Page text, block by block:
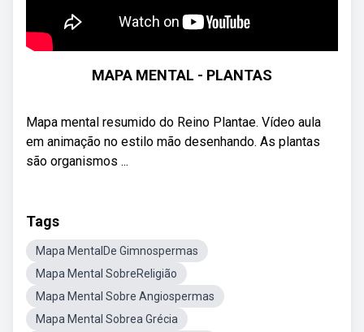
MAPA MENTAL - PLANTAS
Mapa mental resumido do Reino Plantae. Vídeo aula
em animação no estilo mão desenhando. As plantas
são organismos ...
Tags
Mapa MentalDe Gimnospermas
Mapa Mental SobreReligião
Mapa Mental Sobre Angiospermas
Mapa Mental Sobrea Grécia